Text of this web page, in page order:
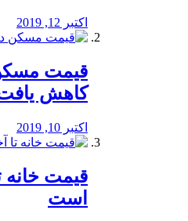
اکتبر 12, 2019
کاهش
اکتبر 10, 2019
قیمت
است